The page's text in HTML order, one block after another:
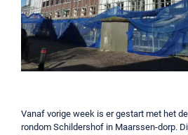
Vanaf vorige week is er gestart met het
rondom Schildershof in Maarssen-dorp.